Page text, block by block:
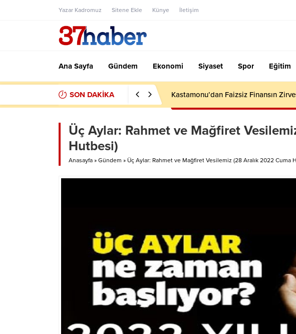
Yazar Kadromuz Sitene Ekle Künye İletişim
Ana Sayfa Gündem Ekonomi Siyaset Spor Eğitim
SON DAKİKA Kastamonu’dan Faizsiz Finansın
Üç Aylar: Rahmet ve Mağfiret
Hutbesi)
Anasayfa » Gündem » Üç Aylar: Rahmet ve Mağfiret Vesilemiz (28 Aralık 2022 Cuma